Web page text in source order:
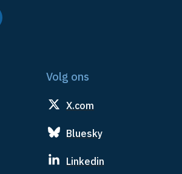
Volg ons
X.com
Bluesky
Linkedin